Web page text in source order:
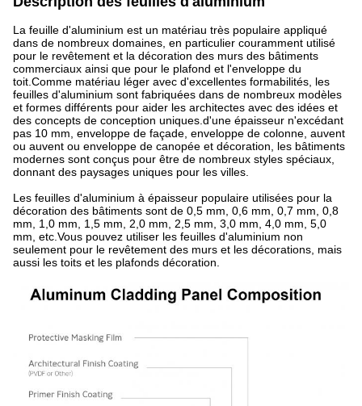
La feuille d'aluminium est un matériau très populaire appliqué
dans de nombreux domaines, en particulier couramment utilisé
pour le revêtement et la décoration des murs des bâtiments
commerciaux ainsi que pour le plafond et l'enveloppe du
toit.Comme matériau léger avec d'excellentes formabilités, les
feuilles d'aluminium sont fabriquées dans de nombreux modèles
et formes différents pour aider les architectes avec des idées et
des concepts de conception uniques.d'une épaisseur n'excédant
pas 10 mm, enveloppe de façade, enveloppe de colonne, auvent
ou auvent ou enveloppe de canopée et décoration, les bâtiments
modernes sont conçus pour être de nombreux styles spéciaux,
donnant des paysages uniques pour les villes.
Les feuilles d'aluminium à épaisseur populaire utilisées pour la
décoration des bâtiments sont de 0,5 mm, 0,6 mm, 0,7 mm, 0,8
mm, 1,0 mm, 1,5 mm, 2,0 mm, 2,5 mm, 3,0 mm, 4,0 mm, 5,0
mm, etc.Vous pouvez utiliser les feuilles d'aluminium non
seulement pour le revêtement des murs et les décorations, mais
aussi les toits et les plafonds décoration.